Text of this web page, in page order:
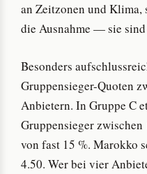
an Zeitzonen und
die Ausnahme — sie
Besonders
Gruppensieger-Quoten
Anbietern. In Gruppe C
Gruppensieger
von fast 15 %. Marokko
4.50. Wer bei vier